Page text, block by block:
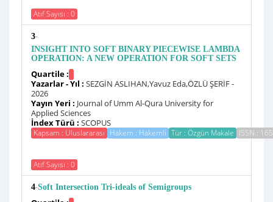
Atıf Sayısı : 0
3-
INSIGHT INTO SOFT BINARY PIECEWISE LAMBDA
OPERATION: A NEW OPERATION FOR SOFT SETS
Quartile :
Yazarlar - Yıl : SEZGİN ASLIHAN,Yavuz Eda,ÖZLÜ ŞERİF -
2026
Yayın Yeri : Journal of Umm Al-Qura University for
Applied Sciences
İndex Türü : SCOPUS
Kapsam : Uluslararası Hakem : Hakemli Tür : Özgün Makale ISSN :
Atıf Sayısı : 0
4-Soft Intersection Tri-ideals of Semigroups